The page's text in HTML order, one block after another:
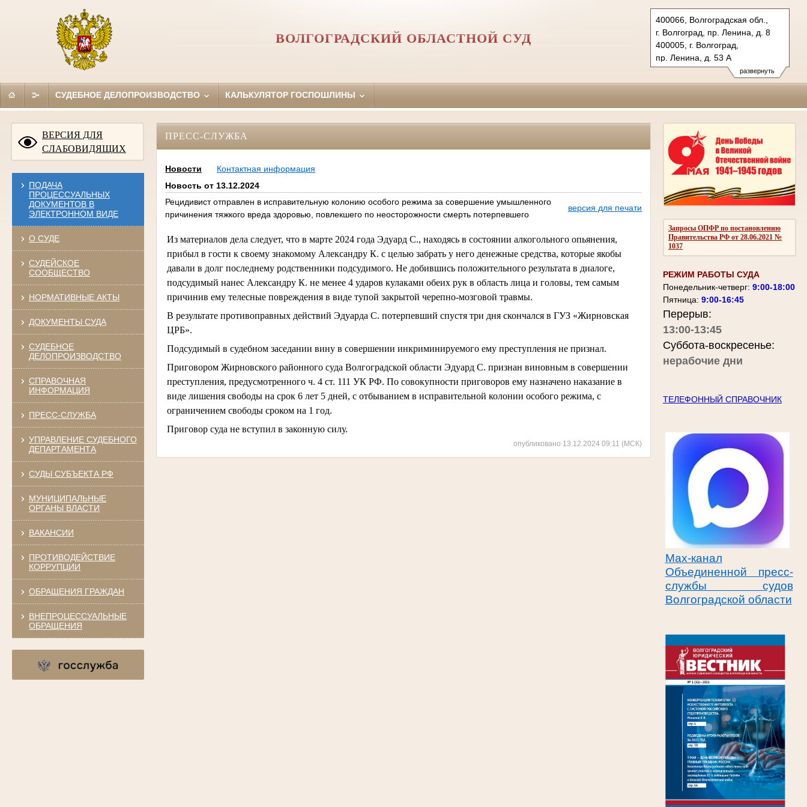
развернуть
400066, Волгоградская обл.,
г. Волгоград, пр. Ленина, д. 8
400005, г. Волгоград,
пр. Ленина, д. 53 А
Тел.: (8442) 38-21-98, 23-87-44
oblsud.vol@sudrf.ru
ВОЛГОГРАДСКИЙ ОБЛАСТНОЙ СУД
СУДЕБНОЕ ДЕЛОПРОИЗВОДСТВО КАЛЬКУЛЯТОР ГОСПОШЛИНЫ
ВЕРСИЯ ДЛЯ
СЛАБОВИДЯЩИХ
ПОДАЧА
ПРОЦЕССУАЛЬНЫХ
ДОКУМЕНТОВ В
ЭЛЕКТРОННОМ ВИДЕ
О СУДЕ
СУДЕЙСКОЕ
СООБЩЕСТВО
НОРМАТИВНЫЕ АКТЫ
ДОКУМЕНТЫ СУДА
СУДЕБНОЕ
ДЕЛОПРОИЗВОДСТВО
СПРАВОЧНАЯ
ИНФОРМАЦИЯ
ПРЕСС-СЛУЖБА
УПРАВЛЕНИЕ СУДЕБНОГО
ДЕПАРТАМЕНТА
СУДЫ СУБЪЕКТА РФ
МУНИЦИПАЛЬНЫЕ
ОРГАНЫ ВЛАСТИ
ВАКАНСИИ
ПРОТИВОДЕЙСТВИЕ
КОРРУПЦИИ
ОБРАЩЕНИЯ ГРАЖДАН
ВНЕПРОЦЕССУАЛЬНЫЕ
ОБРАЩЕНИЯ
Запросы ОПФР по постановлению
Правительства РФ от 28.06.2021 №
1037
РЕЖИМ РАБОТЫ СУДА
Понедельник-четверг: 9:00-18:00
Пятница: 9:00-16:45
Перерыв:
13:00-13:45
Суббота-воскресенье:
нерабочие дни
ТЕЛЕФОННЫЙ СПРАВОЧНИК
Max-канал
Объединенной пресс-
службы судов
Волгоградской области
ПРЕСС-СЛУЖБА
Новости
Контактная информация
Новость от 13.12.2024
Рецидивист отправлен в исправительную колонию особого режима за совершение умышленного
причинения тяжкого вреда здоровью, повлекшего по неосторожности смерть потерпевшего
версия для печати
Из материалов дела следует, что в марте 2024 года Эдуард С., находясь в состоянии алкогольного опьянения,
прибыл в гости к своему знакомому Александру К. с целью забрать у него денежные средства, которые якобы
давали в долг последнему родственники подсудимого. Не добившись положительного результата в диалоге,
подсудимый нанес Александру К. не менее 4 ударов кулаками обеих рук в область лица и головы, тем самым
причинив ему телесные повреждения в виде тупой закрытой черепно-мозговой травмы.
В результате противоправных действий Эдуарда С. потерпевший спустя три дня скончался в ГУЗ «Жирновская
ЦРБ».
Подсудимый в судебном заседании вину в совершении инкриминируемого ему преступления не признал.
Приговором Жирновского районного суда Волгоградской области Эдуард С. признан виновным в совершении
преступления, предусмотренного ч. 4 ст. 111 УК РФ. По совокупности приговоров ему назначено наказание в
виде лишения свободы на срок 6 лет 5 дней, с отбыванием в исправительной колонии особого режима, с
ограничением свободы сроком на 1 год.
Приговор суда не вступил в законную силу.
опубликовано 13.12.2024 09:11 (МСК)